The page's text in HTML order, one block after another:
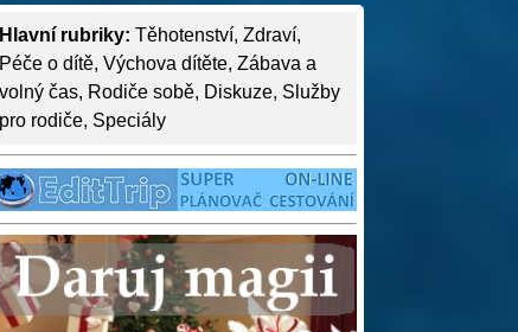
Hlavní rubriky: Těhotenství, Zdraví,
Péče o dítě, Výchova dítěte, Zábava a
volný čas, Rodiče sobě, Diskuze, Služby
pro rodiče, Speciály